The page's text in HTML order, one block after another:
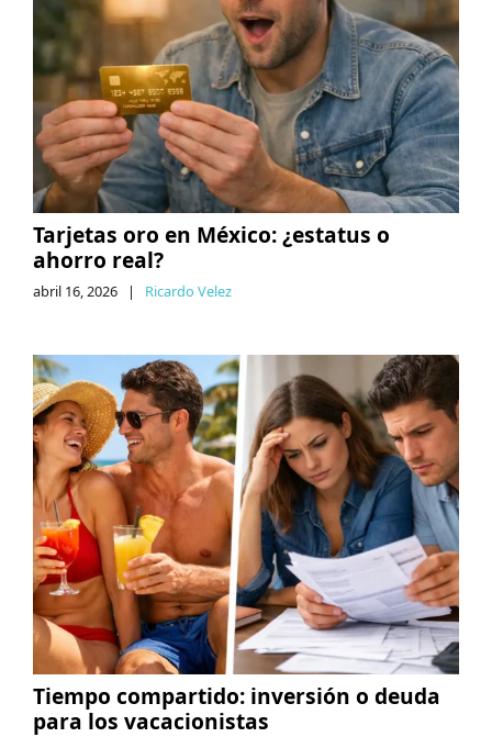
Tarjetas oro en México: ¿estatus o
ahorro real?
abril 16, 2026 | Ricardo Velez
Tiempo compartido: inversión o deuda
para los vacacionistas